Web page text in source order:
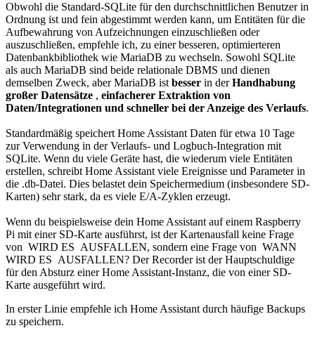
Obwohl die Standard-SQLite für den durchschnittlichen Benutzer in
Ordnung ist und fein abgestimmt werden kann, um Entitäten für die
Aufbewahrung von Aufzeichnungen einzuschließen oder
auszuschließen, empfehle ich, zu einer besseren, optimierteren
Datenbankbibliothek wie MariaDB zu wechseln. Sowohl SQLite
als auch MariaDB sind beide relationale DBMS und dienen
demselben Zweck, aber MariaDB istbesser in derHandhabung
großer Datensätze , einfacherer Extraktion von
Daten/Integrationen und schneller bei der Anzeige des Verlaufs.
Standardmäßig speichert Home Assistant Daten für etwa 10 Tage
zur Verwendung in der Verlaufs- und Logbuch-Integration mit
SQLite. Wenn du viele Geräte hast, die wiederum viele Entitäten
erstellen, schreibt Home Assistant viele Ereignisse und Parameter in
die .db-Datei. Dies belastet dein Speichermedium (insbesondere SD-
Karten) sehr stark, da es viele E/A-Zyklen erzeugt.
Wenn du beispielsweise dein Home Assistant auf einem Raspberry
Pi mit einer SD-Karte ausführst, ist der Kartenausfall keine Frage
von WIRD ES AUSFALLEN, sondern eine Frage von WANN
WIRD ES AUSFALLEN? Der Recorder ist der Hauptschuldige
für den Absturz einer Home Assistant-Instanz, die von einer SD-
Karte ausgeführt wird.
In erster Linie empfehle ich Home Assistant durch häufige Backups
zu speichern.